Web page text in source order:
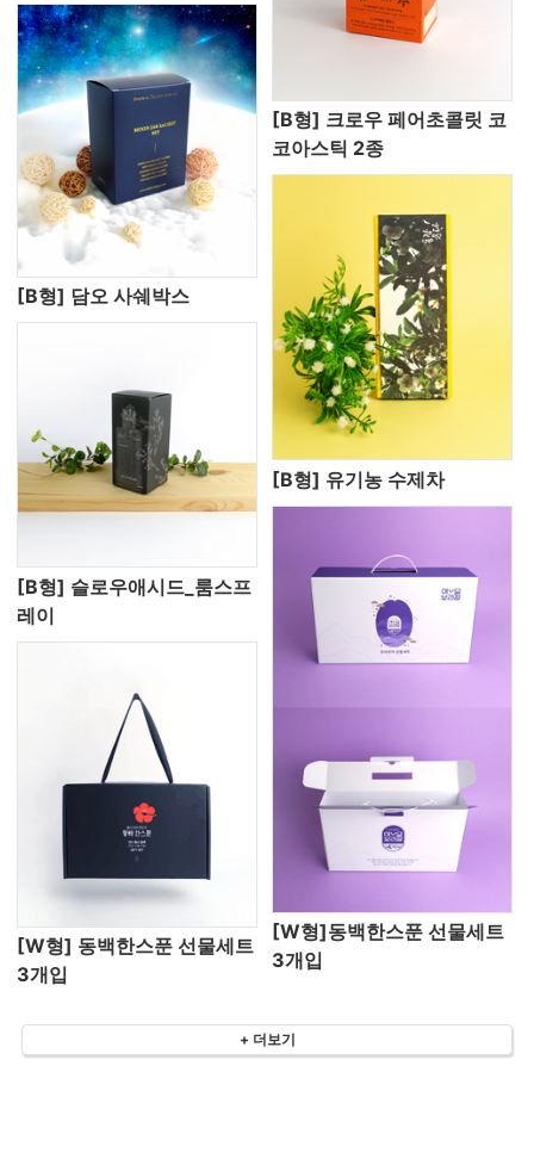
[B형] 담오 사쉐박스
[B형] 크로우 페어초콜릿 코
코아스틱 2종
[B형] 슬로우애시드_룸스프
레이
[B형] 유기농 수제차
[W형] 동백한스푼 선물세트
3개입
[W형]동백한스푼 선물세트
3개입
+ 더보기